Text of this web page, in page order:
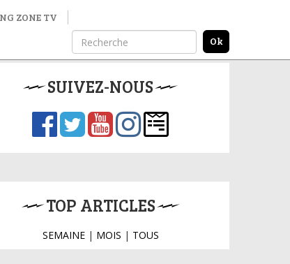
ZONE TV
SUIVEZ-NOUS
TOP ARTICLES
SEMAINE| MOIS | TOUS